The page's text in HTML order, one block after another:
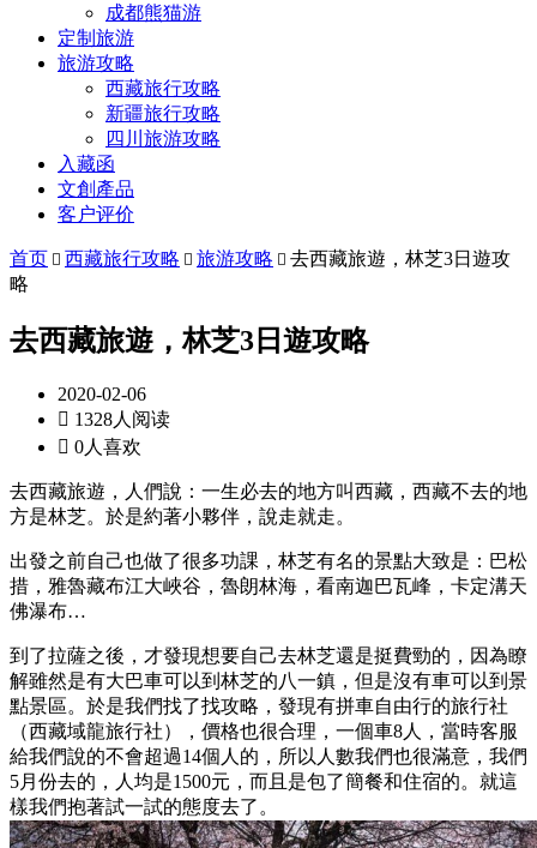
成都熊猫游
定制旅游
旅游攻略
西藏旅行攻略
新疆旅行攻略
四川旅游攻略
入藏函
文創產品
客户评价
首页  西藏旅行攻略  旅游攻略  去西藏旅遊，林芝3日遊攻
略
去西藏旅遊，林芝3日遊攻略
2020-02-06
 1328人阅读
 0人喜欢
去西藏旅遊，人們說：一生必去的地方叫西藏，西藏不去的地
方是林芝。於是約著小夥伴，說走就走。
出發之前自己也做了很多功課，林芝有名的景點大致是：巴松
措，雅魯藏布江大峽谷，魯朗林海，看南迦巴瓦峰，卡定溝天
佛瀑布…
到了拉薩之後，才發現想要自己去林芝還是挺費勁的，因為瞭
解雖然是有大巴車可以到林芝的八一鎮，但是沒有車可以到景
點景區。於是我們找了找攻略，發現有拼車自由行的旅行社
（西藏域龍旅行社），價格也很合理，一個車8人，當時客服
給我們說的不會超過14個人的，所以人數我們也很滿意，我們
5月份去的，人均是1500元，而且是包了簡餐和住宿的。就這
樣我們抱著試一試的態度去了。